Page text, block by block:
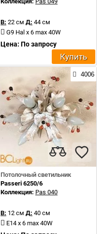
В: 22 см Д: 44 см
G9 Hal x 6 max 40W
Цена: По запросу
Купить
4006
Потолочный светильник
Passeri 6250/6
Коллекция: Pas 040
В: 12 см Д: 40 см
E14 x 6 max 40W